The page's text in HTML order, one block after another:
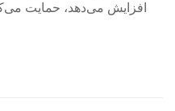
افزایش می‌دهد، حمایت